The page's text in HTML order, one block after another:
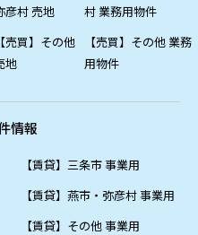
彦村 売地
【売買】その他
地
村 業務用物件
【売買】その他 業務
用物件
情報
【賃貸】三条市 事業用
【賃貸】燕市・弥彦村 事業用
【賃貸】その他 事業用